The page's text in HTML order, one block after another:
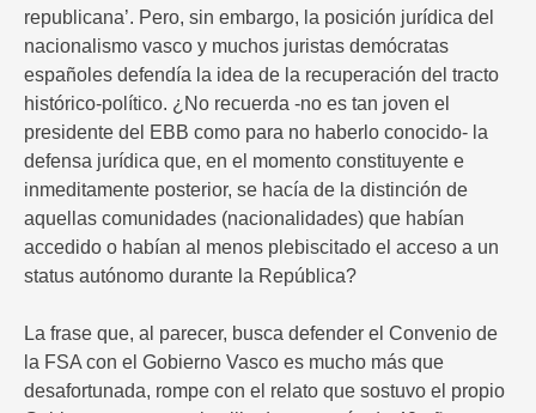
republicana’. Pero, sin embargo, la posición jurídica del
nacionalismo vasco y muchos juristas demócratas
españoles defendía la idea de la recuperación del tracto
histórico-político. ¿No recuerda -no es tan joven el
presidente del EBB como para no haberlo conocido- la
defensa jurídica que, en el momento constituyente e
inmeditamente posterior, se hacía de la distinción de
aquellas comunidades (nacionalidades) que habían
accedido o habían al menos plebiscitado el acceso a un
status autónomo durante la República?
La frase que, al parecer, busca defender el Convenio de
la FSA con el Gobierno Vasco es mucho más que
desafortunada, rompe con el relato que sostuvo el propio